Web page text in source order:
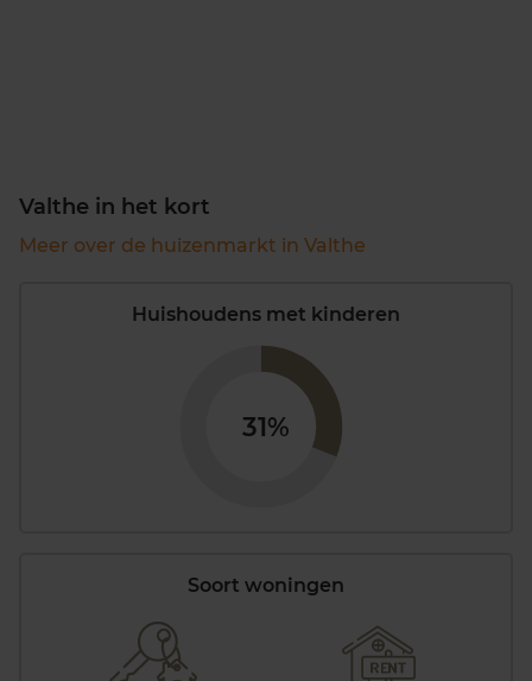
Valthe in het kort
Meer over de huizenmarkt in Valthe
Huishoudens met kinderen
31%
Soort woningen